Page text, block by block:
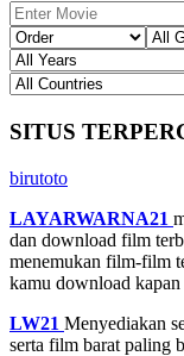
SITUS
birutoto
LAYARWARNA21
dan download film
menemukan film-film
kamu download
LW21 Menyediakan
serta film barat paling